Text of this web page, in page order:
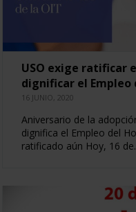
USO exige ratificar
dignificar el Empleo
16 JUNIO, 2020
Aniversario de la
dignifica el Empleo del
ratificado aún Hoy, 16